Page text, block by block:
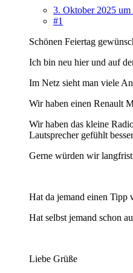
3. Oktober 2025 um
#1
Schönen Feiertag
Ich bin neu hier und auf
Im Netz sieht man viele
Wir haben einen Renault
Wir haben das kleine
Lautsprecher gefühlt
Gerne würden wir
Hat da jemand einen Tipp
Hat selbst jemand schon
Liebe Grüße